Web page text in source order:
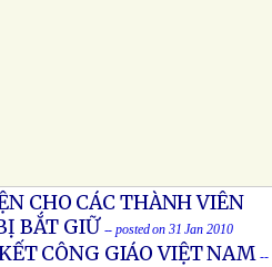
CHO CÁC THÀNH VIÊN
BẮT GIỮ -- posted on 31 Jan 2010
CÔNG GIÁO VIỆT NAM --